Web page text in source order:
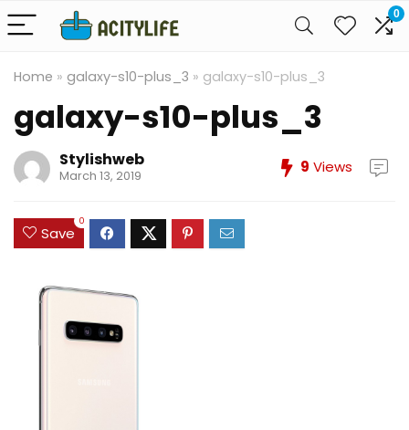
0
Home » galaxy-s10-plus_3 » galaxy-s10-plus_3
galaxy-s10-plus_3
Stylishweb
March 13, 2019 9 Views
Save
0